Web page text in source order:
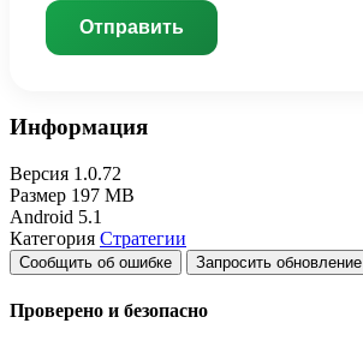
Отправить
Информация
Версия 1.0.72
Размер 197 MB
Android 5.1
Категория Стратегии
Сообщить об ошибке Запросить обновление
Проверено и безопасно